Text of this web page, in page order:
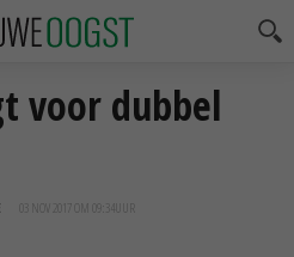
voor dubbel
03 NOV 2017 OM 09:34